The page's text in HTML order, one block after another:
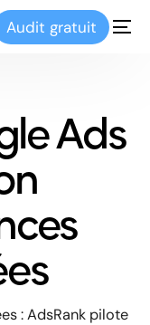
Audit gratuit
Ads
: AdsRank pilote